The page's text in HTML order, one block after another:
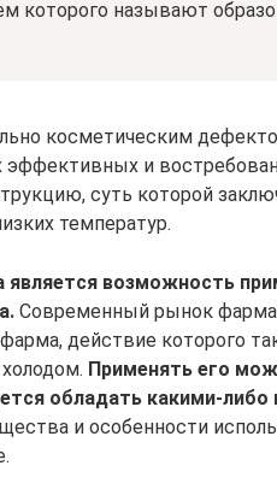
которого называют
косметическим
эффективных и
суть которой
температур.
возможность
Современный рынок
действие которого
Применять его
обладать какими-либо
и особенности